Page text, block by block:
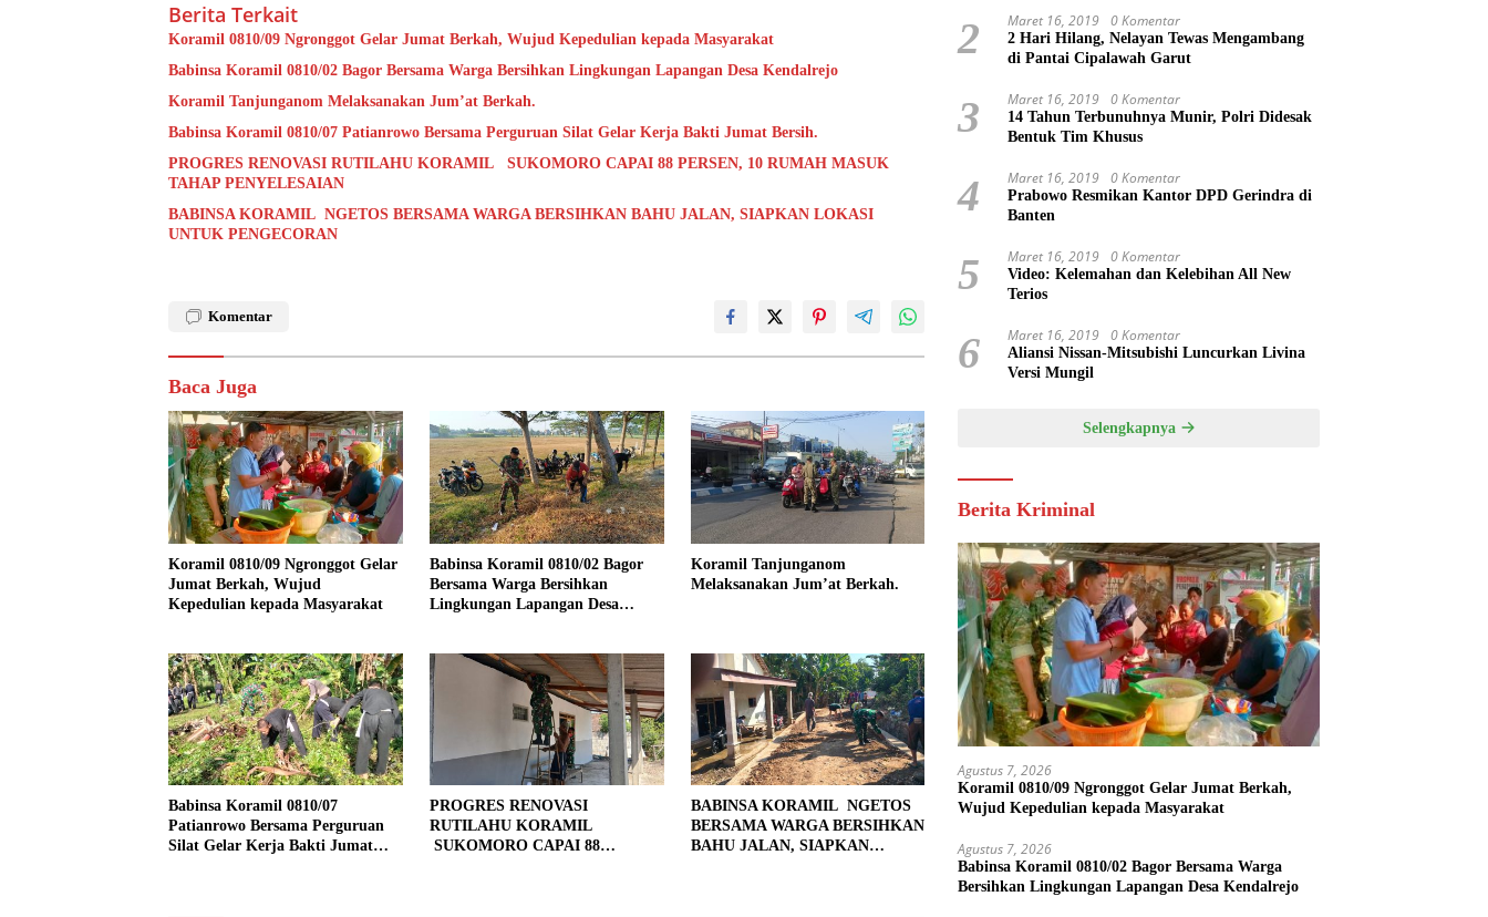
Berita Terkait
Koramil 0810/09 Ngronggot Gelar Jumat Berkah, Wujud Kepedulian kepada Masyarakat
Babinsa Koramil 0810/02 Bagor Bersama Warga Bersihkan Lingkungan Lapangan Desa Kendalrejo
Koramil Tanjunganom Melaksanakan Jum’at Berkah.
Babinsa Koramil 0810/07 Patianrowo Bersama Perguruan Silat Gelar Kerja Bakti Jumat Bersih.
PROGRES RENOVASI RUTILAHU KORAMIL SUKOMORO CAPAI 88 PERSEN, 10 RUMAH MASUK
TAHAP PENYELESAIAN
BABINSA KORAMIL NGETOS BERSAMA WARGA BERSIHKAN BAHU JALAN, SIAPKAN LOKASI
UNTUK PENGECORAN
Komentar
Baca Juga
Koramil 0810/09 Ngronggot Gelar
Jumat Berkah, Wujud
Kepedulian kepada Masyarakat
Babinsa Koramil 0810/02 Bagor
Bersama Warga Bersihkan
Lingkungan Lapangan Desa
Koramil Tanjunganom
Melaksanakan Jum’at Berkah.
Babinsa Koramil 0810/07
Patianrowo Bersama Perguruan
Silat Gelar Kerja Bakti Jumat
PROGRES RENOVASI
RUTILAHU KORAMIL
SUKOMORO CAPAI 88
BABINSA KORAMIL NGETOS
BERSAMA WARGA BERSIHKAN
BAHU JALAN, SIAPKAN
2 Maret 16, 2019 0 Komentar
2 Hari Hilang, Nelayan Tewas Mengambang
di Pantai Cipalawah Garut
3 Maret 16, 2019 0 Komentar
14 Tahun Terbunuhnya Munir, Polri Didesak
Bentuk Tim Khusus
4 Maret 16, 2019 0 Komentar
Prabowo Resmikan Kantor DPD Gerindra di
Banten
5 Maret 16, 2019 0 Komentar
Video: Kelemahan dan Kelebihan All New
Terios
6 Maret 16, 2019 0 Komentar
Aliansi Nissan-Mitsubishi Luncurkan Livina
Versi Mungil
Selengkapnya
Berita Kriminal
Agustus 7, 2026
Koramil 0810/09 Ngronggot Gelar Jumat Berkah,
Wujud Kepedulian kepada Masyarakat
Agustus 7, 2026
Babinsa Koramil 0810/02 Bagor Bersama Warga
Bersihkan Lingkungan Lapangan Desa Kendalrejo